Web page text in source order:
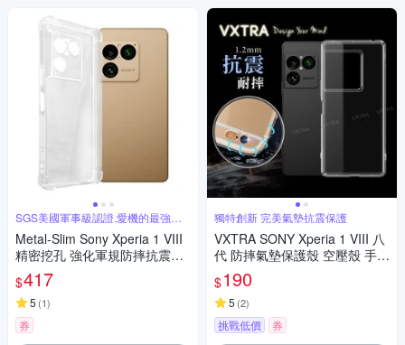
SGS美國軍事級認證,愛機的最強守
Metal-Slim Sony Xperia 1 VIII
精密挖孔 強化軍規防摔抗震手
機殼
$417
5 (1)
券
獨特創新 完美氣墊抗震保護
VXTRA SONY Xperia 1 VIII 八
代 防摔氣墊保護殼 空壓殼 手機
殼
$190
5 (2)
挑戰低價 券